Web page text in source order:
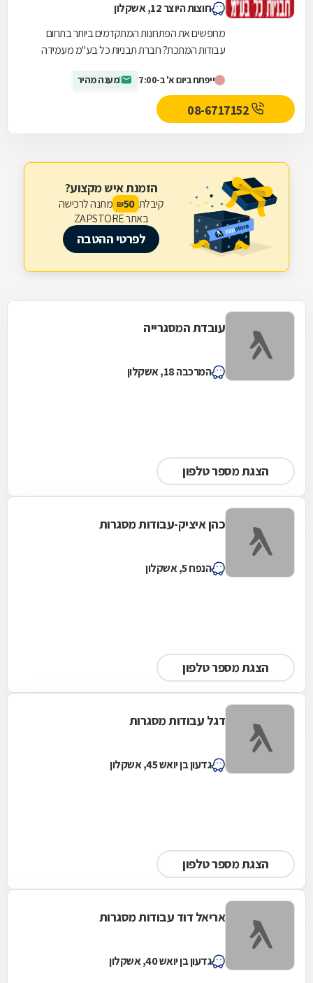
חוצות היוצר 12, אשקלון
מחפשים את הפתרונות המתקדמים ביותר בתחום
עבודות המתכת? חברת תבניות כל בע"מ מעמידה
ריתוך, ערגול,...
ייפתח ביום א' ב-7:00 מענה מהיר
הזמנת איש מקצוע?
קיבלת 50
₪ מתנה לרכישה
באתר ZAPSTORE
לפרטי ההטבה
עובדת המסגרייה
המרכבה 18, אשקלון
הצגת מספר טלפון
כהן איציק-עבודות מסגרות
הנפח 5, אשקלון
הצגת מספר טלפון
דגל עבודות מסגרות
גדעון בן יואש 45, אשקלון
הצגת מספר טלפון
אריאל דוד עבודות מסגרות
גדעון בן יואש 40, אשקלון